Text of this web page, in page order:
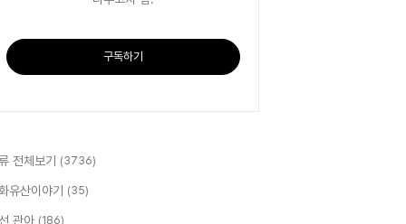
구독하기
전체보기 (3736)
유산이야기 (35)
관아 (186)